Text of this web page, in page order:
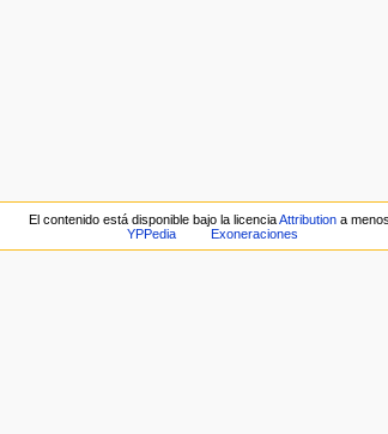
El contenido está disponible bajo la licenciaAttribution a
YPPedia
Exoneraciones